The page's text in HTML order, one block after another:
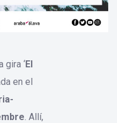
gira ‘El
en el
. Allí,